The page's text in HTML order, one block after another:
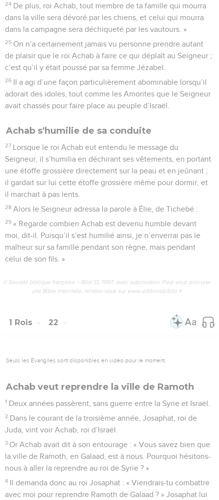
24 De plus, roi Achab, tout membre de ta famille qui mourra
dans la ville sera dévoré par les chiens, et celui qui mourra
dans la campagne sera déchiqueté par les vautours. »
25 On n’a certainement jamais vu personne prendre autant
de plaisir que le roi Achab à faire ce qui déplaît au Seigneur ;
c’est qu’il y était poussé par sa femme Jézabel.
26 Il a agi d’une façon particulièrement abominable lorsqu’il
adorait des idoles, tout comme les Amorites que le Seigneur
avait chassés pour faire place au peuple d’Israël.
Achab s'humilie de sa conduite
27 Lorsque le roi Achab eut entendu le message du
Seigneur, il s’humilia en déchirant ses vêtements, en portant
une étoffe grossière directement sur la peau et en jeûnant ;
il gardait sur lui cette étoffe grossière même pour dormir, et
il marchait à pas lents.
28 Alors le Seigneur adressa la parole à Élie, de Tichebé :
29 « Regarde combien Achab est devenu humble devant
moi, dit-il. Puisqu’il s’est humilié ainsi, je n’enverrai pas le
malheur sur sa famille pendant son règne, mais pendant
celui de son fils. »
© Société biblique française – Bibli’O, 1997, avec autorisation. Pour vous procurer
une Bible imprimée, rendez-vous sur www.editionsbiblio.fr
1 Rois 22
Seuls les Évangiles sont disponibles en vidéo pour le moment.
Achab veut reprendre la ville de Ramoth
1 Deux années passèrent, sans guerre entre la Syrie et Israël.
2 Dans le courant de la troisième année, Josaphat, roi de
Juda, vint voir Achab, roi d’Israël.
3 Or Achab avait dit à son entourage : « Vous savez bien que
la ville de Ramoth, en Galaad, est à nous. Pourquoi hésitons-
nous à aller la reprendre au roi de Syrie ? »
4 Il demanda donc au roi Josaphat : « Viendrais-tu combattre
avec moi pour reprendre Ramoth de Galaad ? » Josaphat lui